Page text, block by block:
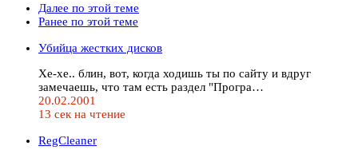
Далее по этой теме
Ранее по этой теме
Убийца жестких дисков
Хе-хе.. блин, вот, когда ходишь ты по сайту и вдруг
замечаешь, что там есть раздел "Програ…
20.02.2001
13 сек на чтение
RegCleaner